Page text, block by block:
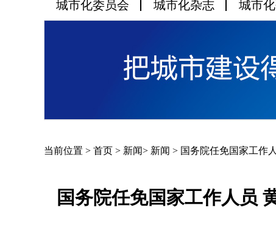
城市化委员会 城市化杂志 城市
当前位置 > 首页 > 新闻> 新闻 > 国务院任免国家工作
国务院任免国家工作人员